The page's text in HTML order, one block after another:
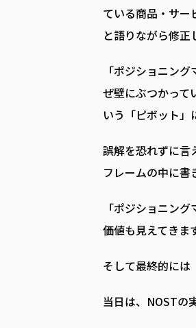
ている商品・サー
と語りながら修正
「ポジショニン
ぜ壁にぶつかって
いう「ピボット」
誤解を恐れずに言
フレームの中に書
「ポジショニン
価値も見えてきま
そして最終的には
当日は、NOSTの